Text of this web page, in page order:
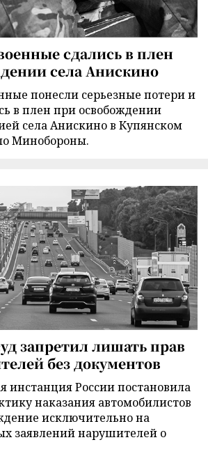
сдались в плен
села Анискино
понесли серьезные потери и
в плен при освобождении
села Анискино в Купянском
Минобороны.
запретил лишать прав
без документов
инстанция России постановила
наказания автомобилистов
исключительно на
заявлений нарушителей о